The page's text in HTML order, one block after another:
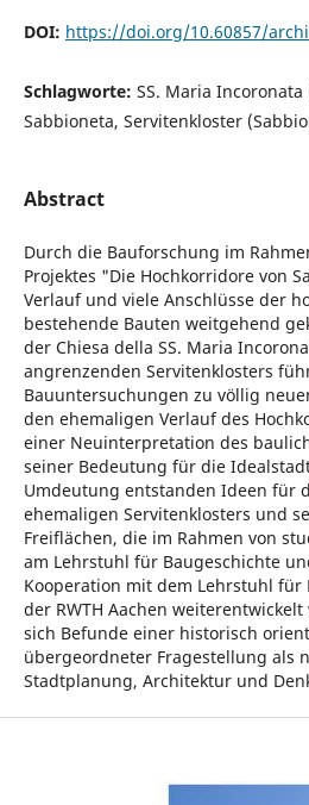
DOI: https://doi.org/10.60857/
Schlagworte: SS. Maria Incoronata
Sabbioneta, Servitenkloster
Abstract
Durch die Bauforschung im
Projektes "Die Hochkorridore von
Verlauf und viele Anschlüsse der
bestehende Bauten weitgehend
der Chiesa della SS. Maria
angrenzenden Servitenklosters
Bauuntersuchungen zu völlig
den ehemaligen Verlauf des
einer Neuinterpretation des
seiner Bedeutung für die
Umdeutung entstanden Ideen für
ehemaligen Servitenklosters und
Freiflächen, die im Rahmen von
am Lehrstuhl für Baugeschichte
Kooperation mit dem Lehrstuhl
der RWTH Aachen
sich Befunde einer historisch
übergeordneter Fragestellung als
Stadtplanung, Architektur und